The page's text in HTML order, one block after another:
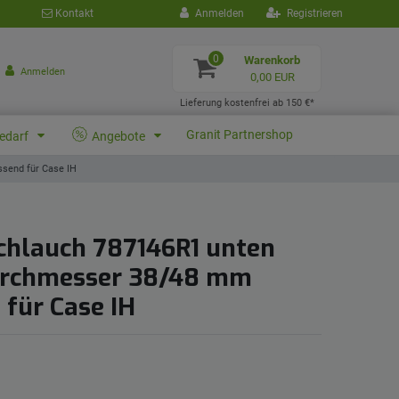
Kontakt Anmelden Registrieren
Anmelden
0
Warenkorb
0,00 EUR
Lieferung kostenfrei ab 150 €*
Angebote Granit Partnershop
für Case IH
787146R1 unten
38/48 mm
Case IH